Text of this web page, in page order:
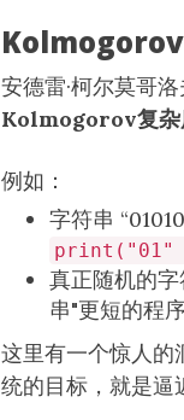
Kolmogorov
安德雷·柯尔莫哥
Kolmogorov复杂
例如：
字符串
print("01"
真正随机的
串"更短的程
这里有一个惊人的
统的目标，就是逼